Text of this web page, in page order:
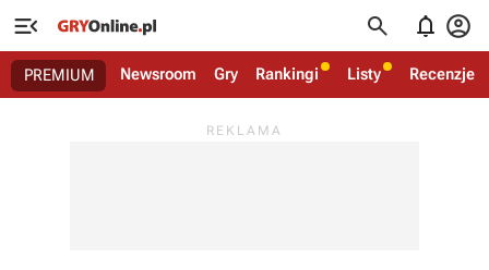
   
PREMIUM Newsroom Gry Rankingi Listy Recenzje